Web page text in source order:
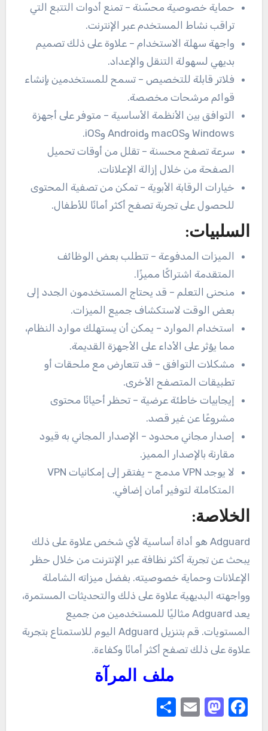
حماية خصوصية محسّنة – تمنع أدوات التتبع التي
تراقب نشاط المستخدم عبر الإنترنت.
واجهة سهلة الاستخدام – علاوة على ذلك تصميم
بديهي لسهولة التنقل والإعداد.
فلاتر قابلة للتخصيص – تسمح للمستخدمين بإنشاء
قوائم مرشحات مخصصة.
التوافق بين الأنظمة الأساسية – متوفر على أجهزة
Windows وmacOS وAndroid وiOS.
سرعة تصفح محسنة – تقلل من أوقات تحميل
الصفحة من خلال إزالة الإعلانات.
خيارات الرقابة الأبوية – تمكن من تصفية المحتوى
للحصول على تجربة تصفح أكثر أمانًا للأطفال.
السلبيات:
الميزات المدفوعة – تتطلب بعض الوظائف
المتقدمة اشتراكًا مميزًا.
منحنى التعلم – قد يحتاج المستخدمون الجدد إلى
بعض الوقت لاستكشاف جميع الميزات.
استخدام الموارد – يمكن أن يستهلك موارد النظام،
مما يؤثر على الأداء على الأجهزة القديمة.
مشكلات التوافق – قد تتعارض مع ملحقات أو
تطبيقات المتصفح الأخرى.
إيجابيات خاطئة عرضية – تحظر أحيانًا محتوى
مشروعًا عن غير قصد.
إصدار مجاني محدود – الإصدار المجاني به قيود
مقارنة بالإصدار المميز.
لا يوجد VPN مدمج – يفتقر إلى إمكانيات VPN
المتكاملة لتوفير أمان إضافي.
الخلاصة:
Adguard هو أداة أساسية لأي شخص علاوة على ذلك
يبحث عن تجربة أكثر نظافة عبر الإنترنت من خلال حظر
الإعلانات وحماية خصوصيته. بفضل ميزاته الشاملة
وواجهته البديهية علاوة على ذلك والتحديثات المستمرة،
يعد Adguard مثاليًا للمستخدمين من جميع
المستويات. قم بتنزيل Adguard اليوم للاستمتاع بتجربة
علاوة على ذلك تصفح أكثر أمانًا وكفاءة.
ملف المرآة
Facebook
Mastodon
Email
Share